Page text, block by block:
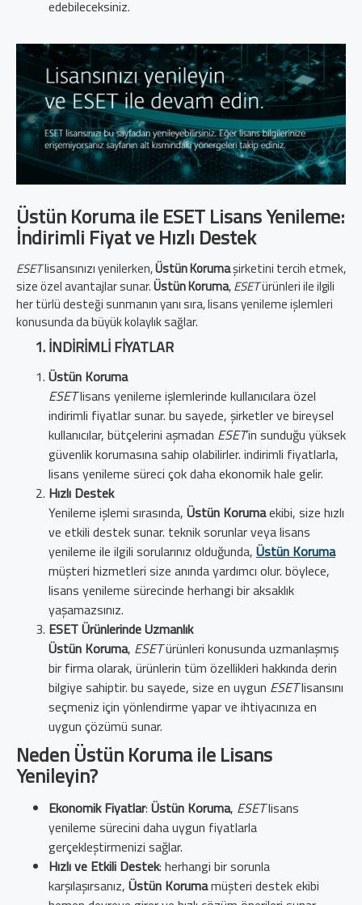
edebileceksiniz.
Üstün Koruma ile ESET Lisans Yenileme:
İndirimli Fiyat ve Hızlı Destek
ESETlisansınızı yenilerken,Üstün Korumaşirketini tercih etmek,
size özel avantajlar sunar.Üstün Koruma,ESETürünleri ile ilgili
her türlü desteği sunmanın yanı sıra, lisans yenileme işlemleri
konusunda da büyük kolaylık sağlar.
İNDIRIMLI FIYATLAR
Üstün Koruma
ESETlisans yenileme işlemlerinde kullanıcılara özel
indirimli fiyatlar sunar. bu sayede, şirketler ve bireysel
kullanıcılar, bütçelerini aşmadan ESET’in sunduğu yüksek
güvenlik korumasına sahip olabilirler. indirimli fiyatlarla,
lisans yenileme süreci çok daha ekonomik hale gelir.
Hızlı Destek
Yenileme işlemi sırasında, Üstün Korumaekibi, size hızlı
ve etkili destek sunar. teknik sorunlar veya lisans
yenileme ile ilgili sorularınız olduğunda, Üstün Koruma
müşteri hizmetleri size anında yardımcı olur. böylece,
lisans yenileme sürecinde herhangi bir aksaklık
yaşamazsınız.
ESET Ürünlerinde Uzmanlık
Üstün Koruma, ESETürünleri konusunda uzmanlaşmış
bir firma olarak, ürünlerin tüm özellikleri hakkında derin
bilgiye sahiptir. bu sayede, size en uygun ESETlisansını
seçmeniz için yönlendirme yapar ve ihtiyacınıza en
uygun çözümü sunar.
Neden Üstün Koruma ile Lisans
Yenileyin?
Ekonomik Fiyatlar: Üstün Koruma, ESETlisans
yenileme sürecini daha uygun fiyatlarla
gerçekleştirmenizi sağlar.
Hızlı ve Etkili Destek: herhangi bir sorunla
karşılaşırsanız, Üstün Korumamüşteri destek ekibi